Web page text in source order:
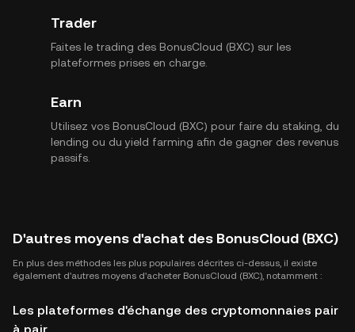
Trader
Faites le trading des BonusCloud (BXC) sur les
plateformes prises en charge.
Earn
Utilisez vos BonusCloud (BXC) pour faire du staking, du
lending ou du yield farming afin de gagner des revenus
passifs.
D'autres moyens d'achat des BonusCloud (BXC)
En plus des méthodes les plus populaires décrites ci-dessus, il existe
également d'autres moyens d'acheter BonusCloud (BXC), notamment :
Les plateformes d'échange des cryptomonnaies pair